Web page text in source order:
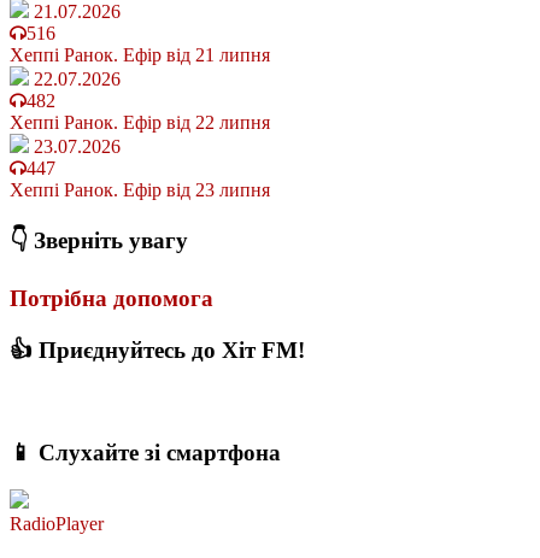
21.07.2026
516
Хеппі Ранок. Ефір від 21 липня
22.07.2026
482
Хеппі Ранок. Ефір від 22 липня
23.07.2026
447
Хеппі Ранок. Ефір від 23 липня
👇 Зверніть увагу
Потрібна допомога
👍 Приєднуйтесь до Хіт FM!
📱 Слухайте зі смартфона
RadioPlayer